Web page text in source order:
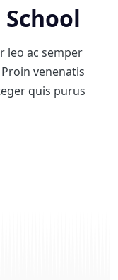
leo ac semper
venenatis
quis purus